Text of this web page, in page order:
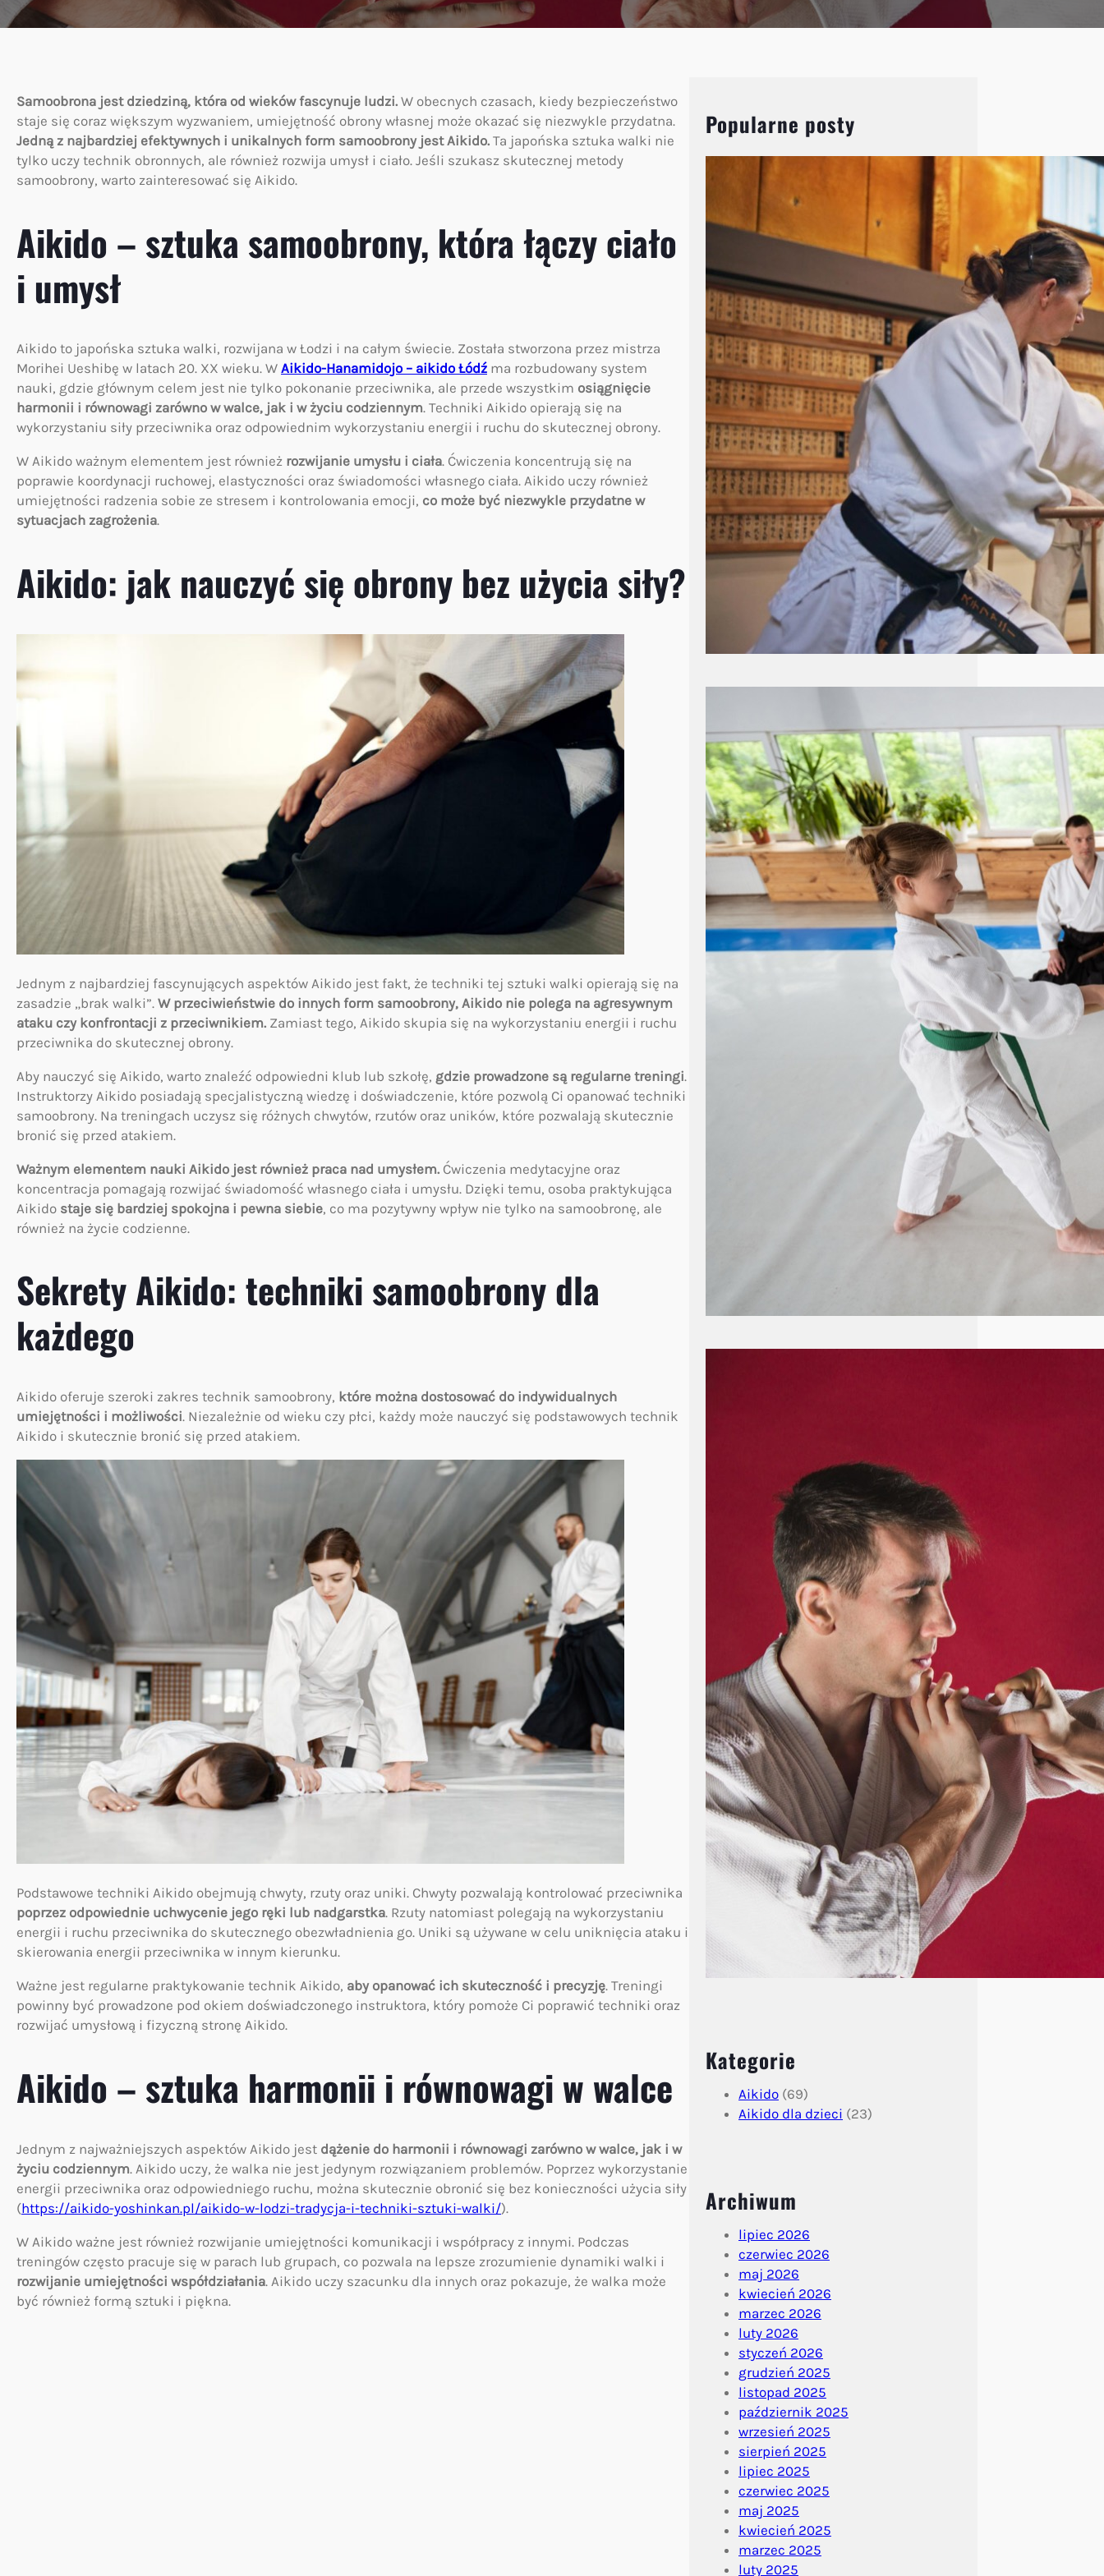
Samoobrona jest dziedziną, która od wieków fascynuje ludzi. W obecnych czasach, kiedy bezpieczeństwo
staje się coraz większym wyzwaniem, umiejętność obrony własnej może okazać się niezwykle przydatna.
Jedną z najbardziej efektywnych i unikalnych form samoobrony jest Aikido. Ta japońska sztuka walki nie
tylko uczy technik obronnych, ale również rozwija umysł i ciało. Jeśli szukasz skutecznej metody
samoobrony, warto zainteresować się Aikido.
Aikido – sztuka samoobrony, która łączy ciało
i umysł
Aikido to japońska sztuka walki, rozwijana w Łodzi i na całym świecie. Została stworzona przez mistrza
Morihei Ueshibę w latach 20. XX wieku. W Aikido-Hanamidojo – aikido Łódź ma rozbudowany system
nauki, gdzie głównym celem jest nie tylko pokonanie przeciwnika, ale przede wszystkim osiągnięcie
harmonii i równowagi zarówno w walce, jak i w życiu codziennym. Techniki Aikido opierają się na
wykorzystaniu siły przeciwnika oraz odpowiednim wykorzystaniu energii i ruchu do skutecznej obrony.
W Aikido ważnym elementem jest również rozwijanie umysłu i ciała. Ćwiczenia koncentrują się na
poprawie koordynacji ruchowej, elastyczności oraz świadomości własnego ciała. Aikido uczy również
umiejętności radzenia sobie ze stresem i kontrolowania emocji, co może być niezwykle przydatne w
sytuacjach zagrożenia.
Aikido: jak nauczyć się obrony bez użycia siły?
Jednym z najbardziej fascynujących aspektów Aikido jest fakt, że techniki tej sztuki walki opierają się na
zasadzie „brak walki”. W przeciwieństwie do innych form samoobrony, Aikido nie polega na agresywnym
ataku czy konfrontacji z przeciwnikiem. Zamiast tego, Aikido skupia się na wykorzystaniu energii i ruchu
przeciwnika do skutecznej obrony.
Aby nauczyć się Aikido, warto znaleźć odpowiedni klub lub szkołę, gdzie prowadzone są regularne treningi.
Instruktorzy Aikido posiadają specjalistyczną wiedzę i doświadczenie, które pozwolą Ci opanować techniki
samoobrony. Na treningach uczysz się różnych chwytów, rzutów oraz uników, które pozwalają skutecznie
bronić się przed atakiem.
Ważnym elementem nauki Aikido jest również praca nad umysłem. Ćwiczenia medytacyjne oraz
koncentracja pomagają rozwijać świadomość własnego ciała i umysłu. Dzięki temu, osoba praktykująca
Aikido staje się bardziej spokojna i pewna siebie, co ma pozytywny wpływ nie tylko na samoobronę, ale
również na życie codzienne.
Sekrety Aikido: techniki samoobrony dla
każdego
Aikido oferuje szeroki zakres technik samoobrony, które można dostosować do indywidualnych
umiejętności i możliwości. Niezależnie od wieku czy płci, każdy może nauczyć się podstawowych technik
Aikido i skutecznie bronić się przed atakiem.
Podstawowe techniki Aikido obejmują chwyty, rzuty oraz uniki. Chwyty pozwalają kontrolować przeciwnika
poprzez odpowiednie uchwycenie jego ręki lub nadgarstka. Rzuty natomiast polegają na wykorzystaniu
energii i ruchu przeciwnika do skutecznego obezwładnienia go. Uniki są używane w celu uniknięcia ataku i
skierowania energii przeciwnika w innym kierunku.
Ważne jest regularne praktykowanie technik Aikido, aby opanować ich skuteczność i precyzję. Treningi
powinny być prowadzone pod okiem doświadczonego instruktora, który pomoże Ci poprawić techniki oraz
rozwijać umysłową i fizyczną stronę Aikido.
Aikido – sztuka harmonii i równowagi w walce
Jednym z najważniejszych aspektów Aikido jest dążenie do harmonii i równowagi zarówno w walce, jak i w
życiu codziennym. Aikido uczy, że walka nie jest jedynym rozwiązaniem problemów. Poprzez wykorzystanie
energii przeciwnika oraz odpowiedniego ruchu, można skutecznie obronić się bez konieczności użycia siły
(https://aikido-yoshinkan.pl/aikido-w-lodzi-tradycja-i-techniki-sztuki-walki/).
W Aikido ważne jest również rozwijanie umiejętności komunikacji i współpracy z innymi. Podczas
treningów często pracuje się w parach lub grupach, co pozwala na lepsze zrozumienie dynamiki walki i
rozwijanie umiejętności współdziałania. Aikido uczy szacunku dla innych oraz pokazuje, że walka może
być również formą sztuki i piękna.
Popularne posty
Aikido: Wprowadzenie do
japońskiej sztuki walki i jej
filozofii
Aikido, choć mniej znane niż
karate czy judo, jest jedną z
najbardziej fascynujących
japońskich sztuk walki.
Charakteryzuje się unikalnym
połączeniem technik obronnych
i filozofii skupiającej…
kompleksowy przewodnik po
szkołach i korzyściach z treningów
Aikido, japońska sztuka walki
znana z używania technik
obronnych, które pozwalają
pokonać przeciwnika bez
wyrządzania mu krzywdy,
zdobywa coraz większą
popularność również wśród
najmłodszych. Łódź,…
Choć aikido jest mniej znane niż
inne sztuki walki, takie jak
karate czy judo, stanowi ono
fascynującą dyscyplinę, która
łączy techniki samoobrony z
głęboką filozofią.…
Kategorie
Aikido (69)
Aikido dla dzieci (23)
Archiwum
lipiec 2026
czerwiec 2026
maj 2026
kwiecień 2026
marzec 2026
luty 2026
styczeń 2026
grudzień 2025
listopad 2025
październik 2025
wrzesień 2025
sierpień 2025
lipiec 2025
czerwiec 2025
maj 2025
kwiecień 2025
marzec 2025
luty 2025